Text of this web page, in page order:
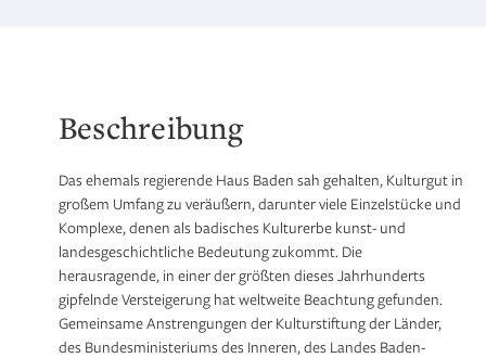
Beschreibung
Das ehemals regierende Haus Baden sah gehalten, Kulturgut in
großem Umfang zu veräußern, darunter viele Einzelstücke und
Komplexe, denen als badisches Kulturerbe kunst- und
landesgeschichtliche Bedeutung zukommt. Die
herausragende, in einer der größten dieses Jahrhunderts
gipfelnde Versteigerung hat weltweite Beachtung gefunden.
Gemeinsame Anstrengungen der Kulturstiftung der Länder,
des Bundesministeriums des Inneren, des Landes Baden-